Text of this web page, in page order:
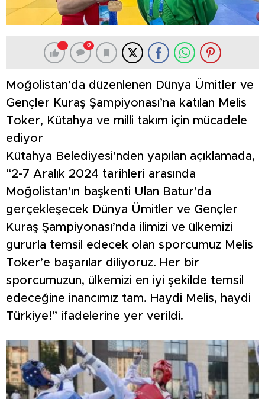
0
Moğolistan’da düzenlenen Dünya Ümitler ve
Gençler Kuraş Şampiyonası’na katılan Melis
Toker, Kütahya ve milli takım için mücadele
ediyor
Kütahya Belediyesi’nden yapılan açıklamada,
“2-7 Aralık 2024 tarihleri arasında
Moğolistan’ın başkenti Ulan Batur’da
gerçekleşecek Dünya Ümitler ve Gençler
Kuraş Şampiyonası’nda ilimizi ve ülkemizi
gururla temsil edecek olan sporcumuz Melis
Toker’e başarılar diliyoruz. Her bir
sporcumuzun, ülkemizi en iyi şekilde temsil
edeceğine inancımız tam. Haydi Melis, haydi
Türkiye!” ifadelerine yer verildi.